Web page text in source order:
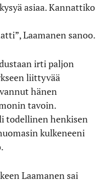
asiaa. Kannattiko
Laamanen sanoo.
irti paljon
liittyvää
hänen
tavoin.
todellinen henkisen
kulkeneeni
Laamanen sai